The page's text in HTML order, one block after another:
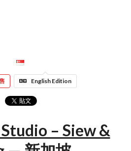
English Edition
– Siew &